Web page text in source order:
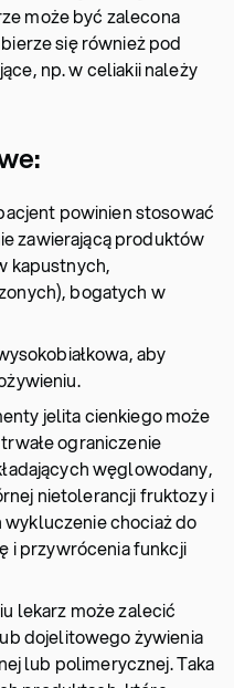
może być zalecona
się również pod
np. w celiakii należy
powinien stosować
zawierającą produktów
kapustnych,
bogatych w
aby
jelita cienkiego może
ograniczenie
węglowodany,
nietolerancji fruktozy i
chociaż do
i przywrócenia funkcji
lekarz może zalecić
dojelitowego żywienia
lub polimerycznej. Taka